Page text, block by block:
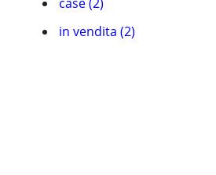
in vendita (2)